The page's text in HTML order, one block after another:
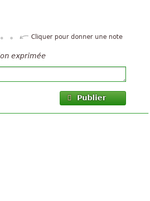
Cliquer pour donner une note
exprimée
Publier